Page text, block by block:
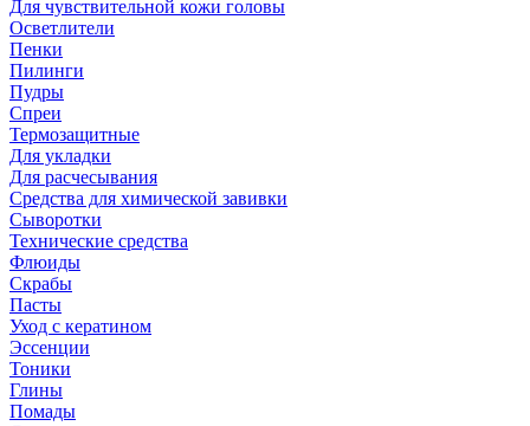
Для чувствительной кожи головы
Осветлители
Пенки
Пилинги
Пудры
Спреи
Термозащитные
Для укладки
Для расчесывания
Средства для химической завивки
Сыворотки
Технические средства
Флюиды
Скрабы
Пасты
Уход с кератином
Эссенции
Тоники
Глины
Помады